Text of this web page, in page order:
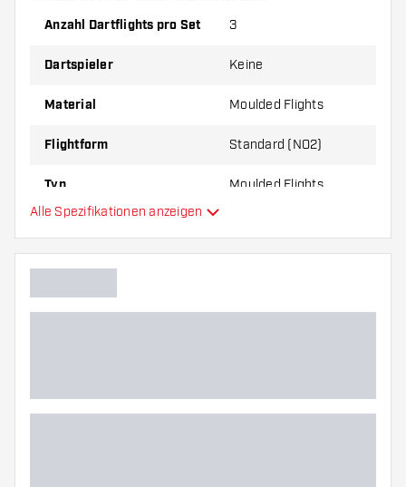
Material oder eine andere Dicke der Flights aus,
um herauszufinden, welche Variante am besten
Anzahl Dartflights pro Set 3
Dartspieler Keine
Material Moulded Flights
Flightform Standard (NO2)
Typ Moulded Flights
Hauptfarbe
Alle Spezifikationen anzeigen